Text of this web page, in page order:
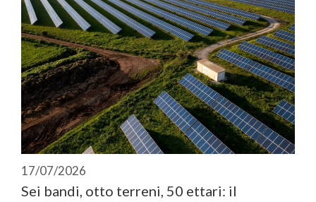
17/07/2026
Sei bandi, otto terreni, 50 ettari: il